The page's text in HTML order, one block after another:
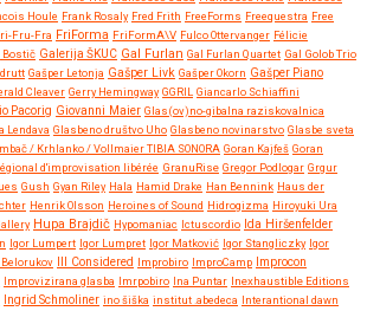
Houle Frank Rosaly Fred Frith FreeForms Freequestra Free
Fru-Fra FriForma FriFormA\V Fulco Ottervanger Félicie
Bostič Galerija ŠKUC Gal Furlan Gal Furlan Quartet Gal Golob Trio
Gašper Letonja Gašper Livk Gašper Okorn Gašper Piano
Cleaver Gerry Hemingway GGRIL Giancarlo Schiaffini
Pacorig Giovanni Maier Glas(ov)no-gibalna raziskovalnica
Lendava Glasbeno društvo Uho Glasbeno novinarstvo Glasbe sveta
/ Krhlanko / Vollmaier TIBIA SONORA Goran Kajfeš Goran
d'improvisation libérée GranuRise Gregor Podlogar Grgur
Gush Gyan Riley Hala Hamid Drake Han Bennink Haus der
Henrik Olsson Heroines of Sound Hidrogizma Hiroyuki Ura
Hupa Brajdič Hypomaniac Ictuscordio Ida Hiršenfelder
Igor Lumpert Igor Lumpret Igor Matković Igor Stangliczky Igor
Ill Considered Improbiro ImproCamp
Improcon
Improvizirana glasba Imrpobiro Ina Puntar Inexhaustible Editions
Ingrid Schmoliner ino šiška institut .abedeca Interantional dawn